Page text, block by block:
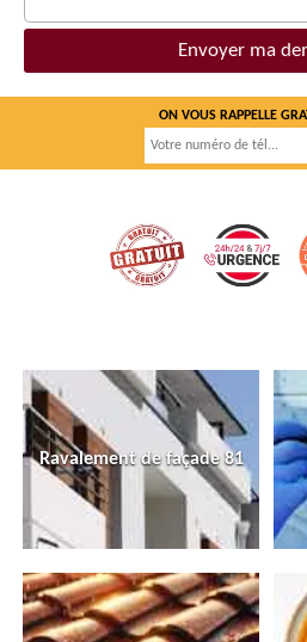
ON VOUS RAPPELLE
Ravalement de façade 81